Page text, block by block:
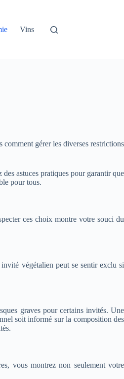
Vins
gérer les diverses restrictions
astuces pratiques pour garantir que
pour tous.
ces choix montre votre souci du
végétalien peut se sentir exclu si
graves pour certains invités. Une
soit informé sur la composition des
vous montrez non seulement votre